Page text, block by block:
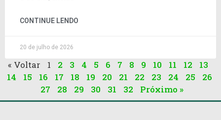
CONTINUE LENDO
20 de julho de 2026
« Voltar 1 2 3 4 5 6 7 8 9 10 11 12
13
14
15 16 17 18 19 20 21 22 23 24 25
26
27
28 29 30 31 32 Próximo »